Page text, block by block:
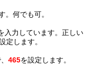
。何でも可。
入力しています。正しい
定します。
465を設定します。